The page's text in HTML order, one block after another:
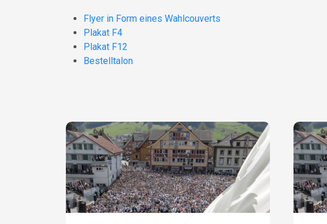
Flyer in Form eines Wahlcouverts
Plakat F4
Plakat F12
Bestelltalon